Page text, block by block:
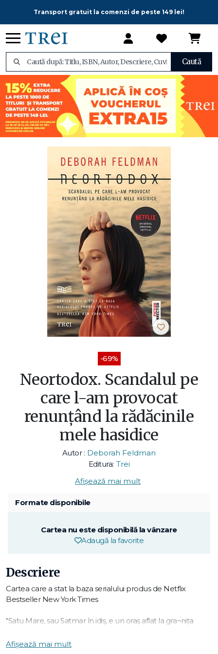
Transport gratuit la comenzi de peste 149 lei!
Caută
-69%
Neortodox. Scandalul pe
care l-am provocat
renunțând la rădăcinile
mele hasidice
Autor : Deborah Feldman
Editura: Trei
Afișează mai mult
Formate disponibile
Cartea nu este disponibilă la vânzare
Adaugă la favorite
Descriere
Cartea care a stat la baza serialului produs de Netflix
Bestseller New York Times
"Satu Mare, sau Satmar în idiș, e un oraș aflat la gra¬nița
o sectă a hasidismului să poarte un nume in¬spirat de cel al
Afișează mai mult